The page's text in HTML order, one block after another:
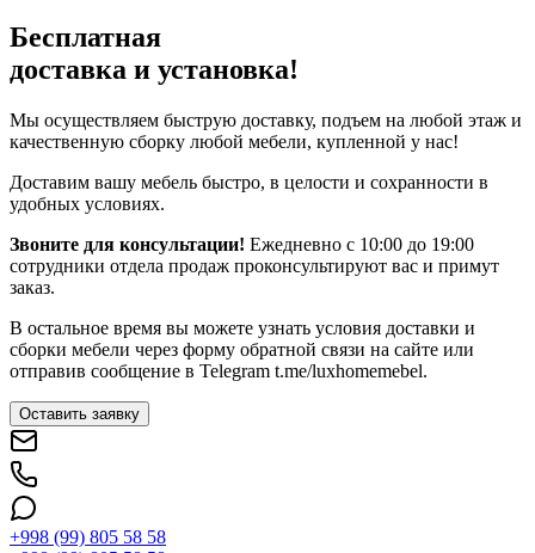
Бесплатная
доставка и установка!
Мы осуществляем быструю доставку, подъем на любой этаж и
качественную сборку любой мебели, купленной у нас!
Доставим вашу мебель быстро, в целости и сохранности в
удобных условиях.
Звоните для консультации! Ежедневно с 10:00 до 19:00
сотрудники отдела продаж проконсультируют вас и примут
заказ.
В остальное время вы можете узнать условия доставки и
сборки мебели через форму обратной связи на сайте или
отправив сообщение в Telegram t.me/luxhomemebel.
Оставить заявку
+998 (99) 805 58 58